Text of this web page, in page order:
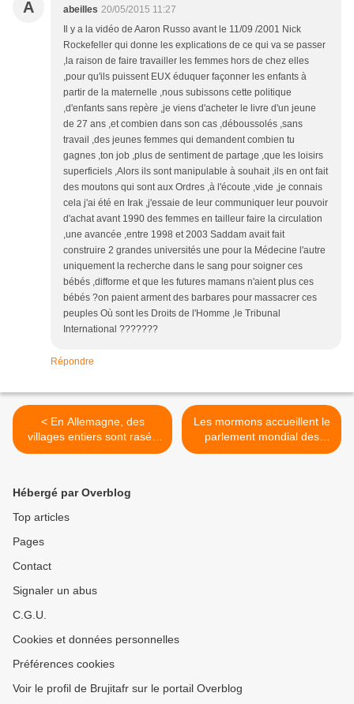
A abeilles 20/05/2015 11:27
Il y a la vidéo de Aaron Russo avant le 11/09 /2001 Nick
Rockefeller qui donne les explications de ce qui va se passer
,la raison de faire travailler les femmes hors de chez elles
,pour qu'ils puissent EUX éduquer façonner les enfants à
partir de la maternelle ,nous subissons cette politique
,d'enfants sans repère ,je viens d'acheter le livre d'un jeune
de 27 ans ,et combien dans son cas ,déboussolés ,sans
travail ,des jeunes femmes qui demandent combien tu
gagnes ,ton job ,plus de sentiment de partage ,que les loisirs
superficiels ,Alors ils sont manipulable à souhait ,ils en ont fait
des moutons qui sont aux Ordres ,à l'écoute ,vide ,je connais
cela j'ai été en Irak ,j'essaie de leur communiquer leur pouvoir
d'achat avant 1990 des femmes en tailleur faire la circulation
,une avancée ,entre 1998 et 2003 Saddam avait fait
construire 2 grandes universités une pour la Médecine l'autre
uniquement la recherche dans le sang pour soigner ces
bébés ,difforme et que les futures mamans n'aient plus ces
bébés ?on paient arment des barbares pour massacrer ces
peuples Où sont les Droits de l'Homme ,le Tribunal
International ???????
Répondre
< En Allemagne, des
villages entiers sont rasés
pour laisser place à de
Les mormons accueillent le
parlement mondial des
religions à Salt Lake City en
Hébergé par Overblog
Top articles
Pages
Contact
Signaler un abus
C.G.U.
Cookies et données personnelles
Préférences cookies
Voir le profil de Brujitafr sur le portail Overblog